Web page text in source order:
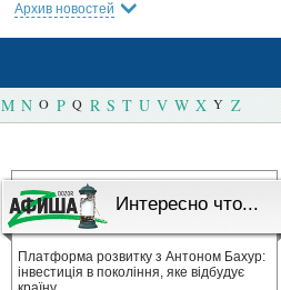
Архив новостей
M N O P Q R S T U V W X Y Z
Интересно что...
Платформа розвитку з Антоном Бахур:
інвестиція в покоління, яке відбудує